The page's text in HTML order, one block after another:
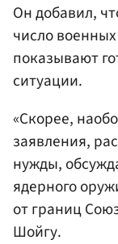
Он добавил,
число
показывают
ситуации.
«Скорее,
заявления,
нужды,
ядерного
от границ
Шойгу.